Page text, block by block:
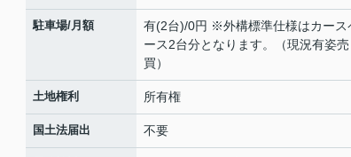
駐車場/月額
有(2台)/0円 ※外構標準仕様はカース
ース2台分となります。（現況有姿売
買）
土地権利 所有権
国土法届出 不要